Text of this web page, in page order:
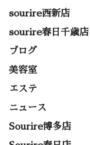
sourire西新店
sourire春日千歳店
ブログ
美容室
エステ
ニュース
Sourire博多店